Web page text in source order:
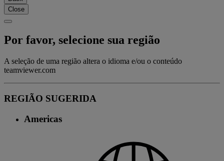
Close
Por favor, selecione sua região
A seleção de uma região altera o idioma e/ou o conteúdo
teamviewer.com
REGIÃO SUGERIDA
Americas